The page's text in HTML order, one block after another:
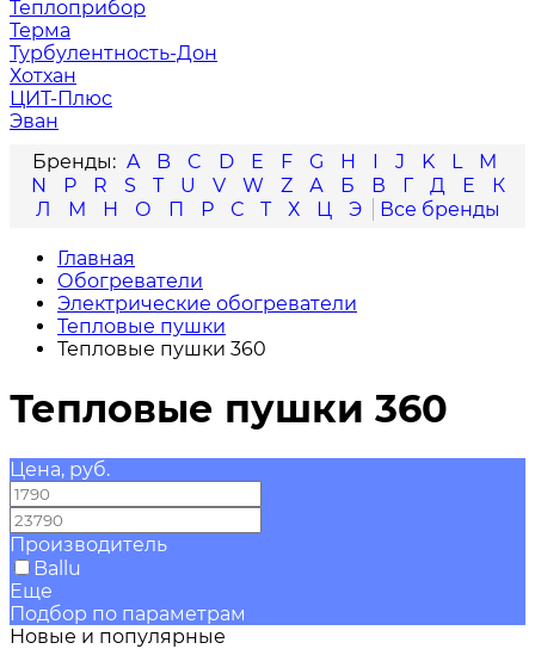
Теплоприбор
Терма
Турбулентность-Дон
Хотхан
ЦИТ-Плюс
Эван
A
B C D E F G H I J K L
M
N
P R S T U V W Z А Б В Г Д Е
К
Л
М Н О П Р С Т Х Ц Э
Главная
Обогреватели
Электрические обогреватели
Тепловые пушки
Тепловые пушки 360
Тепловые пушки 360
Цена, руб.
Производитель
Ballu
Еще
Подбор по параметрам
Новые и популярные